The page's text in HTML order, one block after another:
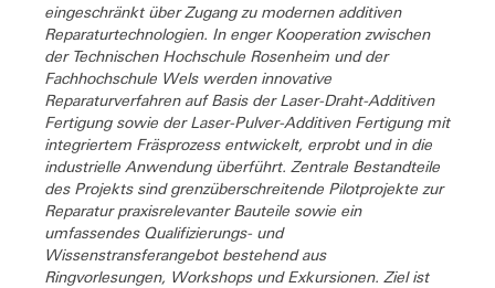
eingeschränkt über Zugang zu modernen additiven
Reparaturtechnologien. In enger Kooperation zwischen
der Technischen Hochschule Rosenheim und der
Fachhochschule Wels werden innovative
Reparaturverfahren auf Basis der Laser-Draht-Additiven
Fertigung sowie der Laser-Pulver-Additiven Fertigung mit
integriertem Fräsprozess entwickelt, erprobt und in die
industrielle Anwendung überführt. Zentrale Bestandteile
des Projekts sind grenzüberschreitende Pilotprojekte zur
Reparatur praxisrelevanter Bauteile sowie ein
umfassendes Qualifizierungs- und
Wissenstransferangebot bestehend aus
Ringvorlesungen, Workshops und Exkursionen. Ziel ist